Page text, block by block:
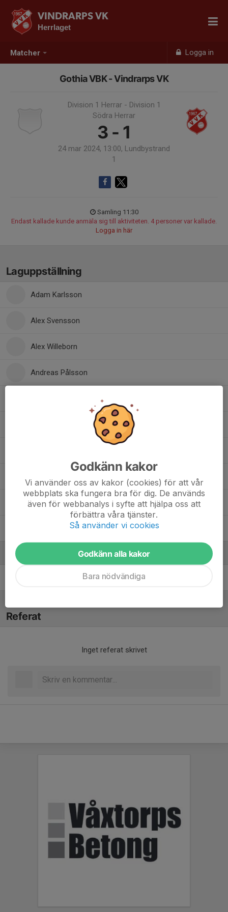
Matcher Logga in
VINDRARPS VK
Herrlaget
Gothia VBK - Vindrarps VK
Division 1 Herrar - Division 1
Södra Herrar
3 - 1
24 mar 2024, 13:00, Lundbystrand
1
Samling 11:30
Endast kallade kunde anmäla sig till aktiviteten. 4 personer var kallade.
Logga in här
Laguppställning
Adam Karlsson
Alex Svensson
Alex Willeborn
Andreas Pålsson
Noel Andersson
Theodor Ritter
Ledare
Tränare
Referat
Inget referat skrivet
Godkänn kakor
Vi använder oss av kakor (cookies) för att vår
webbplats ska fungera bra för dig. De används
även för webbanalys i syfte att hjälpa oss att
förbättra våra tjänster.
Så använder vi cookies
Godkänn alla kakor
Bara nödvändiga